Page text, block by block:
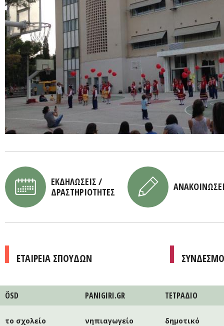
ΕΚΔΗΛΩΣΕΙΣ /
ΔΡΑΣΤΗΡΙΟΤΗΤΕΣ
ΕΤΑΙΡΕΙΑ ΣΠΟΥΔΩΝ
ÖSD PANIGIRI.GR ΤΕΤΡAΔΙΟ
το σχολείο νηπιαγωγείο δημοτικό